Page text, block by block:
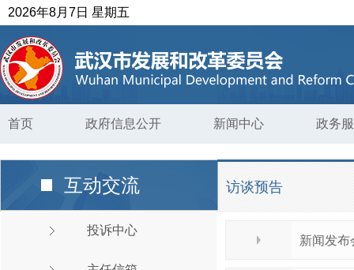
2026年8月7日 星期五
首页 政府信息公开 新闻中心 政务
互动交流
投诉中心
访谈预告
新闻发布